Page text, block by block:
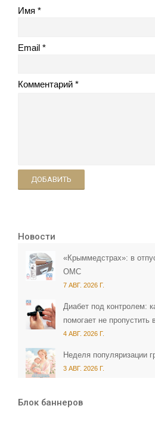
Имя
Email
Комментарий
ДОБАВИТЬ
Новости
«Крыммедстрах»: в
ОМС
7 АВГ. 2026 Г.
Диабет под контролем:
помогает не пропустить
4 АВГ. 2026 Г.
Неделя популяризации
3 АВГ. 2026 Г.
Блок баннеров